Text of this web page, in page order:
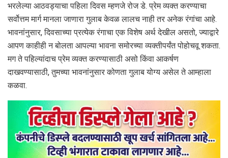
भरलेल्या आठवड्याचा पहिला दिवस म्हणजे रोज डे. प्रेम व्यक्त करण्याचा
सर्वोत्तम मार्ग मानला जाणारा गुलाब केवळ लालच नाही तर अनेक रंगांचा आहे.
भावनांनुसार, दिवसाच्या प्रत्येक रंगाचा एक विशेष अर्थ देखील असतो, ज्याद्वारे
आपण काहीही न बोलता आपल्या भावना समोरच्या व्यक्तीपर्यंत पोहोचवू शकता.
मग ते पहिल्यांदाच प्रेम व्यक्त करण्यासाठी असो किंवा आकर्षण
दाखवण्यासाठी, तुमच्या भावनांनुसार कोणता गुलाब योग्य असेल ते आम्हाला
कळवा.